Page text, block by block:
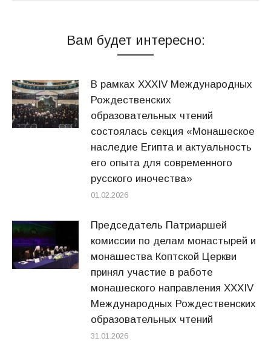
Вам будет интересно:
В рамках XXXIV Международных
Рождественских
образовательных чтений
состоялась секция «Монашеское
наследие Египта и актуальность
его опыта для современного
русского иночества»
01.02.2026
Председатель Патриаршей
комиссии по делам монастырей и
монашества Коптской Церкви
принял участие в работе
монашеского направления XXXIV
Международных Рождественских
образовательных чтений
31.01.2026